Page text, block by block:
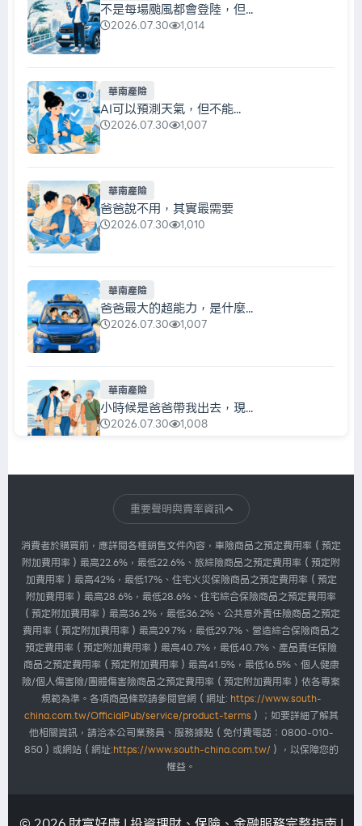
不是每場颱風都會登陸，但...
2026.07.30 1,014
華南產險
AI可以預測天氣，但不能...
2026.07.30 1,007
華南產險
爸爸說不用，其實最需要
2026.07.30 1,010
華南產險
爸爸最大的超能力，是什麼...
2026.07.30 1,007
華南產險
小時候是爸爸帶我出去，現...
2026.07.30 1,008
每天都在充電，真正該充的...
2026.07.30 1,007
華南產險
我們忙著搶票，主辦單位忙...
2026.07.30 1,007
重要聲明與費率資訊
消費者於購買前，應詳閱各種銷售文件內容，車險商品之預定費用率（預定
附加費用率）最高22.6%，最低22.6%、旅綜險商品之預定費用率（預定附
加費用率）最高42%，最低17%、住宅火災保險商品之預定費用率（預定
附加費用率）最高28.6%，最低28.6%、住宅綜合保險商品之預定費用率
（預定附加費用率）最高36.2%，最低36.2%、公共意外責任險商品之預定
費用率（預定附加費用率）最高29.7%，最低29.7%、營造綜合保險商品之
預定費用率（預定附加費用率）最高40.7%，最低40.7%、產品責任保險
商品之預定費用率（預定附加費用率）最高41.5%，最低16.5%、個人健康
險/個人傷害險/團體傷害險商品之預定費用率（預定附加費用率）依各專案
規範為準。各項商品條款請參閱官網（網址: https://www.south-
china.com.tw/OfficialPub/service/product-terms ）；如要詳細了解其
他相關資訊，請洽本公司業務員、服務據點（免付費電話：0800-010-
850）或網站（網址:https://www.south-china.com.tw/ ），以保障您的
權益。